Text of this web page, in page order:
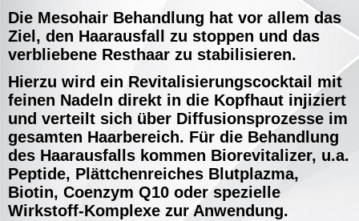
Die Mesohair Behandlung hat vor allem das
Ziel, den Haarausfall zu stoppen und das
verbliebene Resthaar zu stabilisieren.
Hierzu wird ein Revitalisierungscocktail mit
feinen Nadeln direkt in die Kopfhaut injiziert
und verteilt sich über Diffusionsprozesse im
gesamten Haarbereich. Für die Behandlung
des Haarausfalls kommen Biorevitalizer, u.a.
Peptide, Plättchenreiches Blutplazma,
Biotin, Coenzym Q10 oder spezielle
Wirkstoff-Komplexe zur Anwendung.